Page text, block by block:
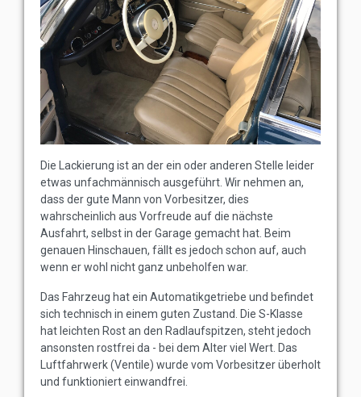
Die Lackierung ist an der ein oder anderen Stelle leider
etwas unfachmännisch ausgeführt. Wir nehmen an,
dass der gute Mann von Vorbesitzer, dies
wahrscheinlich aus Vorfreude auf die nächste
Ausfahrt, selbst in der Garage gemacht hat. Beim
genauen Hinschauen, fällt es jedoch schon auf, auch
wenn er wohl nicht ganz unbeholfen war.
Das Fahrzeug hat ein Automatikgetriebe und befindet
sich technisch in einem guten Zustand. Die S-Klasse
hat leichten Rost an den Radlaufspitzen, steht jedoch
ansonsten rostfrei da - bei dem Alter viel Wert. Das
Luftfahrwerk (Ventile) wurde vom Vorbesitzer überholt
und funktioniert einwandfrei.